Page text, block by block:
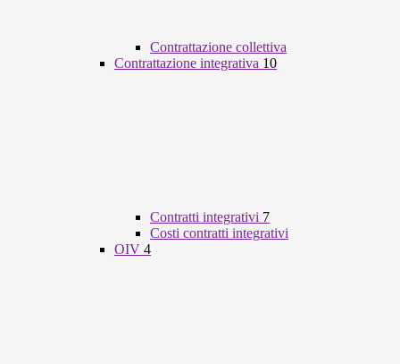
Contrattazione collettiva
Contrattazione integrativa 10
Contratti integrativi 7
Costi contratti integrativi
OIV 4